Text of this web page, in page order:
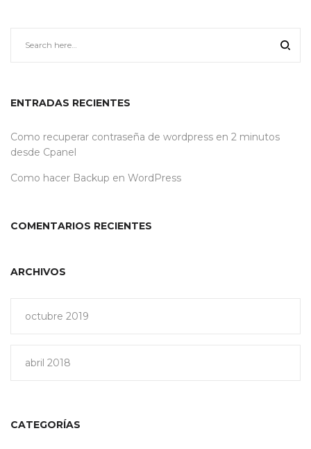
ENTRADAS RECIENTES
Como recuperar contraseña de wordpress en 2 minutos
desde Cpanel
Como hacer Backup en WordPress
COMENTARIOS RECIENTES
ARCHIVOS
octubre 2019
abril 2018
CATEGORÍAS